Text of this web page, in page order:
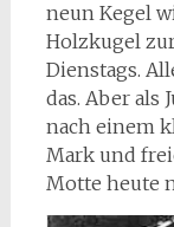
neun Kegel
Holzkugel
Dienstags.
das. Aber als
nach einem
Mark und
Motte heute